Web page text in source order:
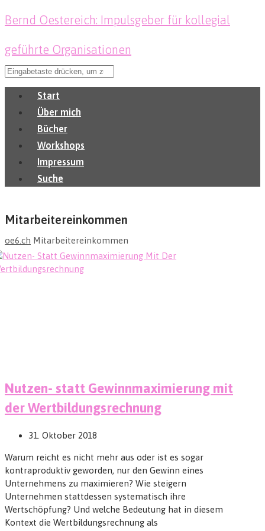
Bernd Oestereich: Impulsgeber für kollegial
geführte Organisationen
Start
Über mich
Bücher
Workshops
Impressum
Suche
Mitarbeitereinkommen
oe6.ch Mitarbeitereinkommen
Nutzen- statt Gewinnmaximierung mit
der Wertbildungsrechnung
31. Oktober 2018
Warum reicht es nicht mehr aus oder ist es sogar
kontraproduktiv geworden, nur den Gewinn eines
Unternehmens zu maximieren? Wie steigern
Unternehmen stattdessen systematisch ihre
Wertschöpfung? Und welche Bedeutung hat in diesem
Kontext die Wertbildungsrechnung als